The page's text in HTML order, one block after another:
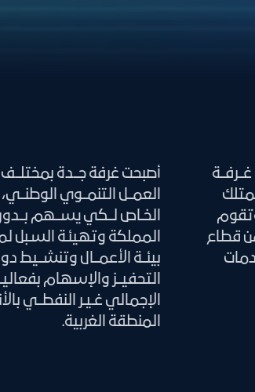
كيان يمتلك
وتقوم
قطاع
أصبحت غرفة جــدة
العمــل التنمــوي
الخـاص لــكي يســهم
المملكة وتهيئـة السـبل
بيئــة الأعمــال وتنشــيط
التحفيــز والإسهام
الإجمالي غـيـر النفطــي
المنطقة الغربية.